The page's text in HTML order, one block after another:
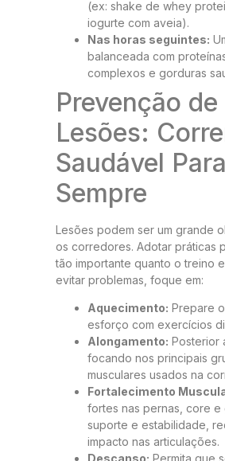
(ex: shake de whey
iogurte com aveia).
Nas horas seguintes:
balanceada com
complexos e gorduras
Prevenção de
Lesões:
Saudável Para
Sempre
Lesões podem ser um grande
os corredores. Adotar práticas
tão importante quanto o treino
evitar problemas, foque em:
Aquecimento: Prepare
esforço com exercícios
Alongamento: Posterior
focando nos principais
musculares usados na
Fortalecimento
fortes nas pernas, core e
suporte e estabilidade,
impacto nas articulações.